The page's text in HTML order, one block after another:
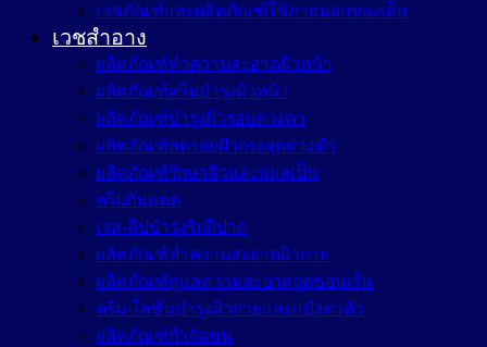
เวชภัณฑ์และผลิตภัณฑ์ใช้ภายนอกของเด็ก
เวชสำอาง
ผลิตภัณฑ์ทำความสะอาดผิวหน้า
ผลิตภัณฑ์ครีมบำรุงผิวหน้า
ผลิตภัณฑ์บำรุงผิวรอบดวงตา
ผลิตภัณฑ์ลดรอยฝ้ากระจุดด่างดำ
ผลิตภัณฑ์รักษาสิวและแผลเป็น
ครีมกันแดด
เจล-ลิปบำรุงริมฝีปาก
ผลิตภัณฑ์ทำความสะอาดผิวกาย
ผลิตภัณฑ์ดูแลความสะอาดจุดซ่อนเร้น
ครีม-โลชั่นบำรุงผิวกายและแป้งทาตัว
ผลิตภัณฑ์กำจัดขน